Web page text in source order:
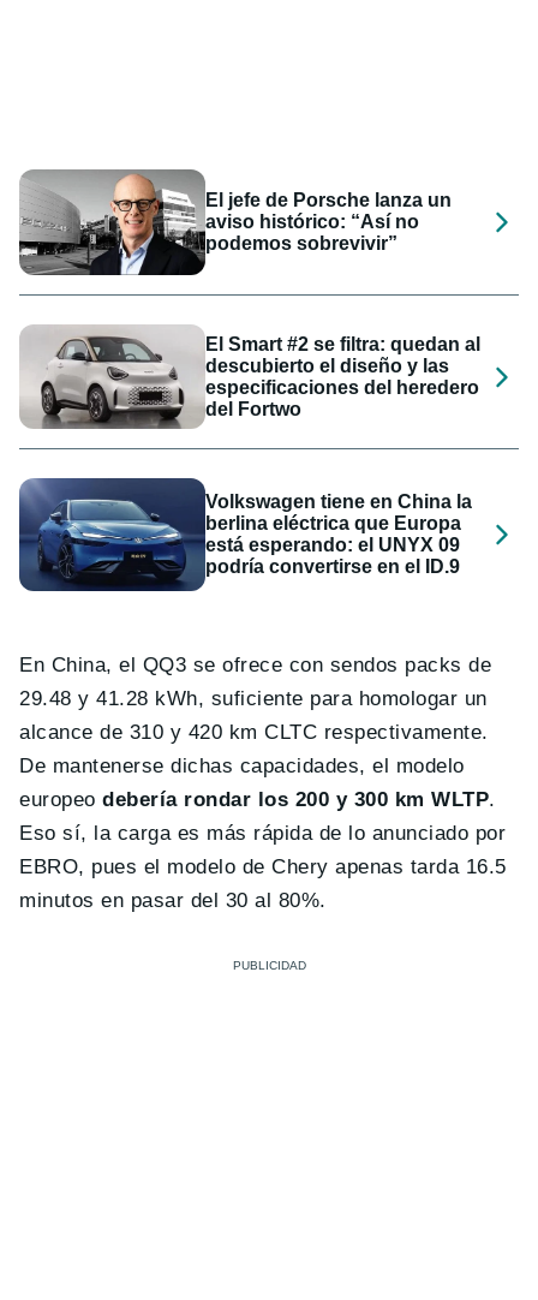
El jefe de Porsche lanza un
aviso histórico: “Así no
podemos sobrevivir”
El Smart #2 se filtra: quedan al
descubierto el diseño y las
especificaciones del heredero
del Fortwo
Volkswagen tiene en China la
berlina eléctrica que Europa
está esperando: el UNYX 09
podría convertirse en el ID.9
En China, el QQ3 se ofrece con sendos packs de
29.48 y 41.28 kWh, suficiente para homologar un
alcance de 310 y 420 km CLTC respectivamente.
De mantenerse dichas capacidades, el modelo
europeodebería rondar los 200 y 300 km WLTP.
Eso sí, la carga es más rápida de lo anunciado por
EBRO, pues el modelo de Chery apenas tarda 16.5
minutos en pasar del 30 al 80%.